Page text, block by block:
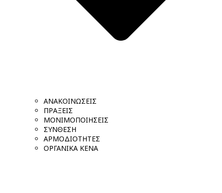
ΑΝΑΚΟΙΝΩΣΕΙΣ
ΠΡΑΞΕΙΣ
ΜΟΝΙΜΟΠΟΙΗΣΕΙΣ
ΣΥΝΘΕΣΗ
ΑΡΜΟΔΙΟΤΗΤΕΣ
ΟΡΓΑΝΙΚΑ ΚΕΝΑ